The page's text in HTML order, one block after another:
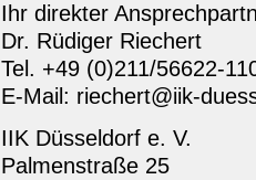
Ihr direkter
Dr. Rüdiger Riechert
Tel. +49 (0)211/56622-
E-Mail: riechert@iik-
IIK Düsseldorf e. V.
Palmenstraße 25